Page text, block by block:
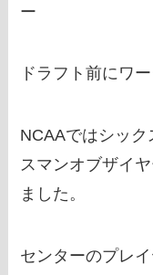
ー
ドラフト前にワ
NCAAではシッ
スマンオブザイ
ました。
センターのプレ